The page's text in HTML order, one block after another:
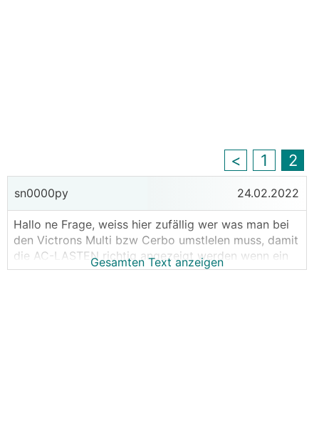
< 1 2
sn0000py 24.02.2022
Hallo ne Frage, weiss hier zufällig wer was man bei
den Victrons Multi bzw Cerbo umstlelen muss, damit
die AC-LASTEN richtig angezeigt werden wenn ein
AC-Wechselrichter auch am AC-OUT-1 hängt?
Gesamten Text anzeigen